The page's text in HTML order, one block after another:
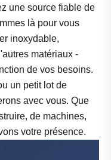
une source fiable de
là pour vous
inoxydable,
matériaux -
de vos besoins.
un petit lot de
avec vous. Que
de machines,
votre présence.